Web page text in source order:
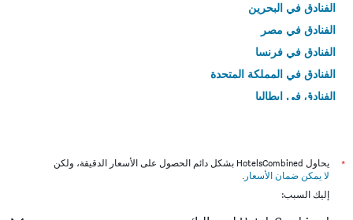
الفنادق في البحرين
الفنادق في مصر
الفنادق في فرنسا
الفنادق في المملكة المتحدة
الفنادق في إيطاليا
*
يحاول HotelsCombined بشكل دائم الحصول على الأسعار الدقيقة، ولكن
لا يمكن ضمان الأسعار .
إليك السبب: